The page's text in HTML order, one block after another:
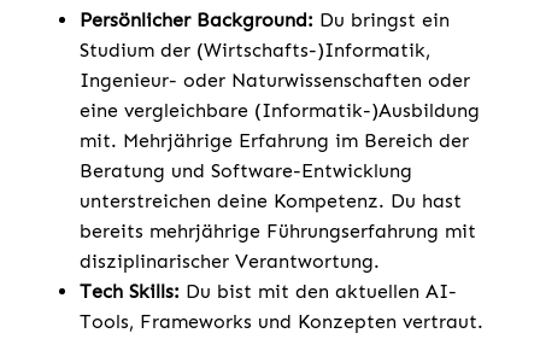
Persönlicher Background: Du bringst ein
Studium der (Wirtschafts-)Informatik,
Ingenieur- oder Naturwissenschaften oder
eine vergleichbare (Informatik-)Ausbildung
mit. Mehrjährige Erfahrung im Bereich der
Beratung und Software-Entwicklung
unterstreichen deine Kompetenz. Du hast
bereits mehrjährige Führungserfahrung mit
disziplinarischer Verantwortung.
Tech Skills: Du bist mit den aktuellen AI-
Tools, Frameworks und Konzepten vertraut.